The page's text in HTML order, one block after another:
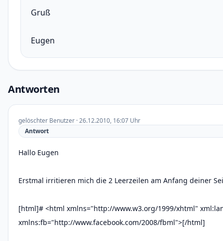
Gruß
Eugen
Antworten
gelöschter Benutzer · 26.12.2010, 16:07 Uhr
Antwort
Hallo Eugen
Erstmal irritieren mich die 2 Leerzeilen am Anfang deiner
[html]# <html xmlns="http://www.w3.org/1999/xhtml"
xmlns:fb="http://www.facebook.com/2008/fbml">[/html]